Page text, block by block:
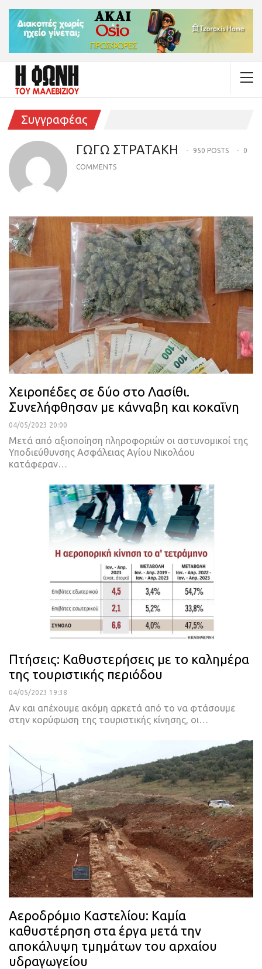
Συγγραφέας
ΓΩΓΩ ΣΤΡΑΤΑΚΗ 950 POSTS 0
COMMENTS
Χειροπέδες σε δύο στο Λασίθι.
Συνελήφθησαν με κάνναβη και κοκαΐνη
04/05/2023 20:00
Μετά από αξιοποίηση πληροφοριών οι αστυνομικοί της
Υποδιεύθυνσης Ασφάλειας Αγίου Νικολάου
κατάφεραν…
Πτήσεις: Καθυστερήσεις με το καλημέρα
της τουριστικής περιόδου
04/05/2023 19:38
Αν και απέχουμε ακόμη αρκετά από το να φτάσουμε
στην κορύφωση της τουριστικής κίνησης, οι…
Αεροδρόμιο Καστελίου: Καμία
καθυστέρηση στα έργα μετά την
αποκάλυψη τμημάτων του αρχαίου
υδραγωγείου